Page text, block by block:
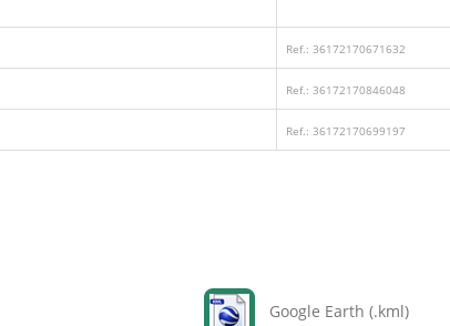
Ref.: 36172170671632
Ref.: 36172170846048
Ref.: 36172170699197
Google Earth (.kml)